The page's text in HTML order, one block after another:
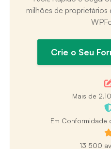
milhões de
Crie o Seu
Mais de
Em Conformidade
13 500